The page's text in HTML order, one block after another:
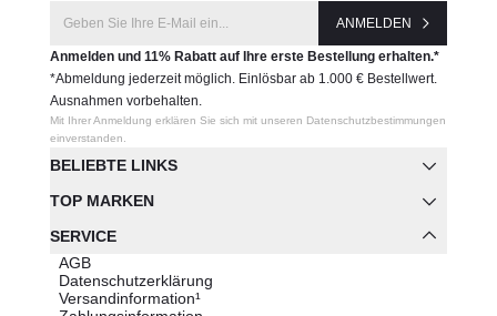
BELIEBTE LINKS
TOP MARKEN
SERVICE
AGB
Datenschutzerklärung
Versandinformation¹
ANMELDEN
Anmelden und 11% Rabatt auf Ihre erste Bestellung erhalten.*
*Abmeldung jederzeit möglich. Einlösbar ab 1.000 € Bestellwert.
Ausnahmen vorbehalten.
Mit Ihrer Anmeldung erklären Sie sich mit unseren Datenschutzbestimmungen
einverstanden.